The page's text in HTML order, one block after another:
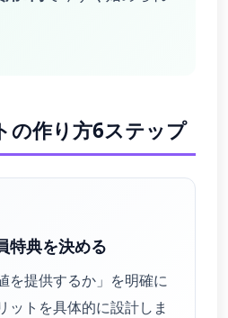
の作り方6ステップ
特典を決める
を提供するか」を明確に
ットを具体的に設計しま